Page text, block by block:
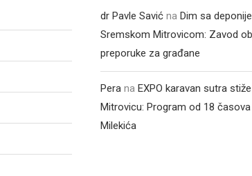
dr Pavle Savić naDim sa
Sremskom Mitrovicom: Zavod
preporuke za građane
Pera naEXPO karavan sutra
Mitrovicu: Program od 18 časova
Milekića